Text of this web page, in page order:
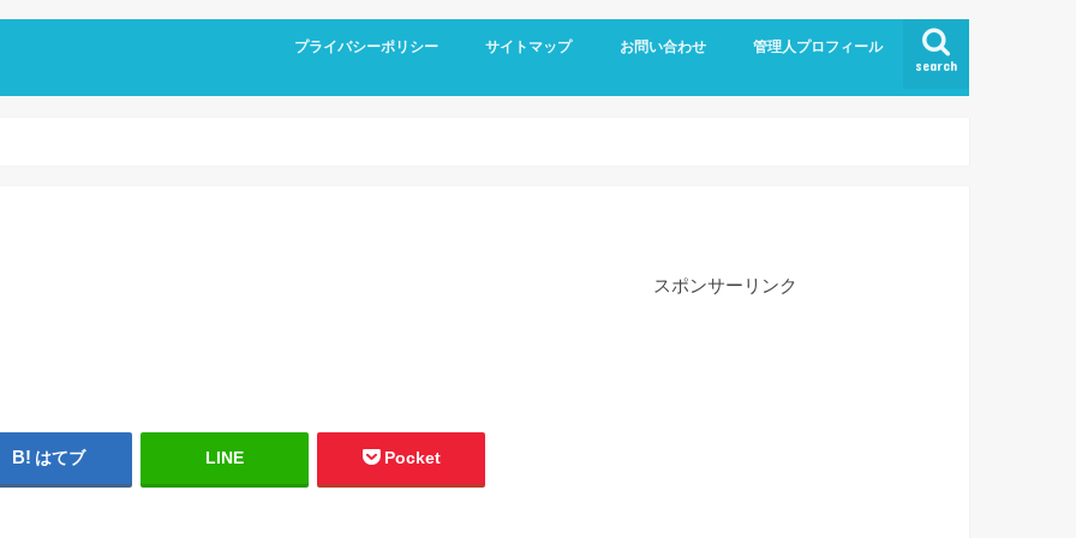
search
プライバシーポリシー サイトマップ お問い合わせ 管理人プロフィール
はてブ LINE Pocket
スポンサーリンク